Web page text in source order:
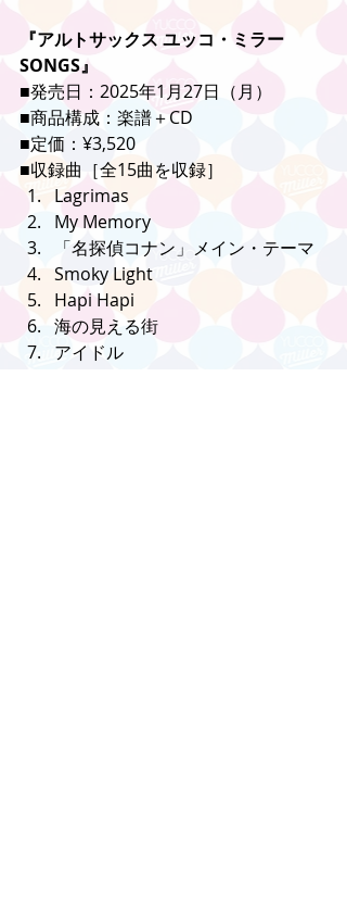
『アルトサックス ユッコ・ミラー
SONGS』
■発売日：2025年1月27日（月）
■商品構成：楽譜＋CD
■定価：¥3,520
■収録曲［全15曲を収録］
Lagrimas
My Memory
「名探偵コナン」メイン・テーマ
Smoky Light
Hapi Hapi
海の見える街
アイドル